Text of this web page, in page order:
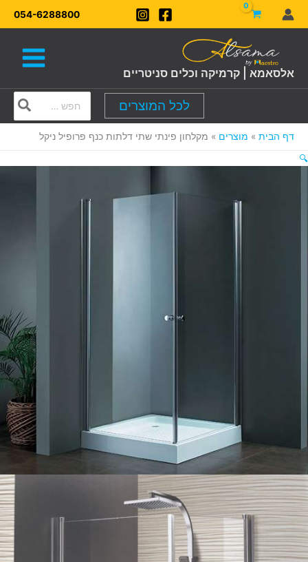
דילוג
לתוכן
054-6288800
אלסאמא | קרמיקה וכלים סניטריים
לכל המוצרים
for:
דף הבית מוצרים
מקלחון פינתי שתי דלתות כנף פרופיל ניקל
🔍